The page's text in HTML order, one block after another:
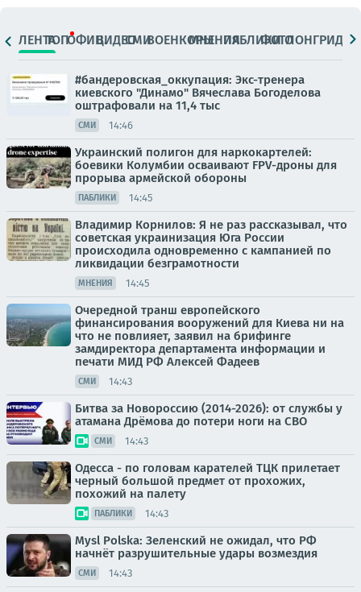
ЛЕНТАТОПОФИЦ.ВИДЕОСМИВОЕНКОРЫМНЕНИЯПАБЛИКИ
ФОТОЛОНГРИДЫ
#бандеровская_оккупация: Экс-тренера
киевского "Динамо" Вячеслава Богоделова
оштрафовали на 11,4 тыс
СМИ 14:46
Украинский полигон для наркокартелей:
боевики Колумбии осваивают FPV-дроны для
прорыва армейской обороны
ПАБЛИКИ 14:45
Владимир Корнилов: Я не раз рассказывал, что
советская украинизация Юга России
происходила одновременно с кампанией по
ликвидации безграмотности
МНЕНИЯ 14:45
Очередной транш европейского
финансирования вооружений для Киева ни на
что не повлияет, заявил на брифинге
замдиректора департамента информации и
печати МИД РФ Алексей Фадеев
СМИ 14:43
Битва за Новороссию (2014-2026): от службы у
атамана Дрёмова до потери ноги на СВО
СМИ 14:43
Одесса - по головам карателей ТЦК прилетает
черный большой предмет от прохожих,
похожий на палету
ПАБЛИКИ 14:43
Mysl Polska: Зеленский не ожидал, что РФ
начнёт разрушительные удары возмездия
СМИ 14:43